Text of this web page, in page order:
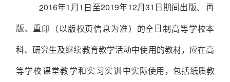
2016年1月1 日至2019年12月31日期间出版、再
版、重印（以版权页信息为准） 的全日制高等学校本
科、研究生及继续教育教学活动中使用的教材，应在高
等学校课堂教学和实习实训中实际使用，包括纸质教